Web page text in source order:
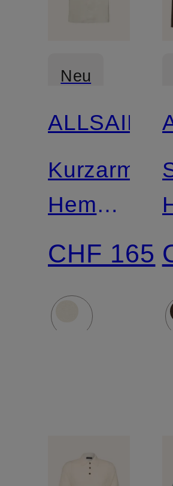
Neu
ALLSAINTS
Kurzarm-
Hemd
CIRCE
CHF 165